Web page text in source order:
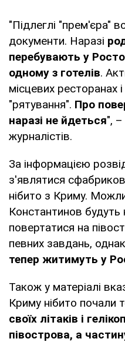
"Підлеглі "прем'єра"
документи. Наразі
перебувають у
одному з готелів.
місцевих ресторанах
"рятування". Про
наразі не йдеться",
журналістів.
За інформацією
з'являтися
нібито з Криму.
Константинов будуть
повертатися на
певних завдань,
тепер житимуть у
Також у матеріалі
Криму нібито почали
своїх літаків і
півострова, а